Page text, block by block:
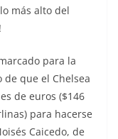
más alto del
para la
que el Chelsea
de euros ($146
para hacerse
Caicedo, de